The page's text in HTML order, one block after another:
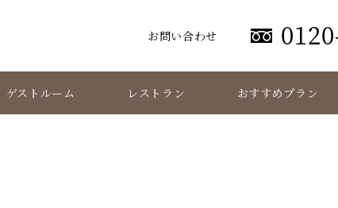
お問い合わせ
ゲストルーム レストラン おすすめプラン